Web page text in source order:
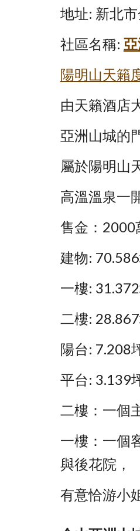
地址: 新北
社區名稱:
陽明山天籟
由天籟酒店
亞洲山城的
屬於陽明山
高溫溫泉一
售金：2000
建物:
一樓:
二樓:
陽台: 7.208
平台: 3.139
二樓：一個
一樓：一個
與後花院，
有意恰游小